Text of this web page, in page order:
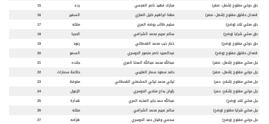
دق دولي مفتوح (شعل- صفر)
مبارك فهيد ناصر العجمي رده
15
قعدان حقايق مفتوح (شعل- صفر)
مهنا ابراهيم خليل العنزي السفير
16
دق محلي تلاد (وضح)
سليم طالب روضه المري منتله
17
دق محلي شرايا (وضح)
سالم عجيم محمد الشرافي الحجبا
18
دق دولي مفتوح (وضح)
ذعار ذيب محمد القحطاني رعود
19
قعدان حقايق مفتوح (وضح)
عبدالمجيد ناصر منصور الدوسري السمو
20
جل محلي مفتوح (شعل- صفر)
عبدالله محمد عبدالله المحنا المري جلاده
21
جل دولي مفتوح (شعل- صفر)
حامد سعود سمار العتيبي حاكمة سمارات
22
جل محلي مفتوح (شقح- حمر)
تركي محمد تركي المشعلي القحطاني مخوفة
23
جل دولي مفتوح (شقح- حمر)
رثوان بداح مناحي الدوسري الزعول
24
جل محلي تلاد (وضح)
عبدالله حمد جابر العذبه المري هدارة
25
جل محلي شرايا مفتوح (وضح)
سالم عجيم محمد الشرافي منتله
26
جل دولي مفتوح (وضح)
سحمي وقيان حمد الدوسري هزامه
27